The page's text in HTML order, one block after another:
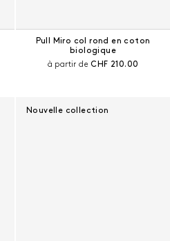
Pull Miro col rond en coton
biologique
à partir dePrix courant :
CHF 210.00
Nouvelle collection